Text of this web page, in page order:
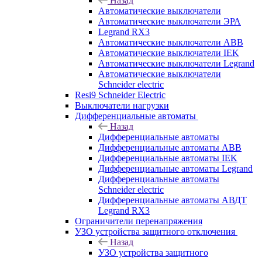
Автоматические выключатели
Автоматические выключатели ЭРА
Legrand RX3
Автоматические выключатели ABB
Автоматические выключатели IEK
Автоматические выключатели Legrand
Автоматические выключатели
Schneider electric
Resi9 Schneider Electric
Выключатели нагрузки
Дифференциальные автоматы
Назад
Дифференциальные автоматы
Дифференциальные автоматы ABB
Дифференциальные автоматы IEK
Дифференциальные автоматы Legrand
Дифференциальные автоматы
Schneider electric
Дифференциальные автоматы АВДТ
Legrand RX3
Ограничители перенапряжения
УЗО устройства защитного отключения
Назад
УЗО устройства защитного